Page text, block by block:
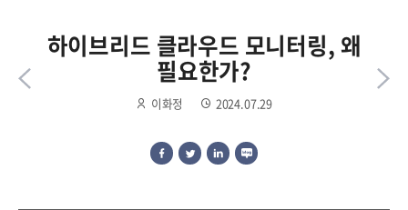
하이브리드 클라우드 모니터링, 왜
필요한가?
이화정 2024.07.29